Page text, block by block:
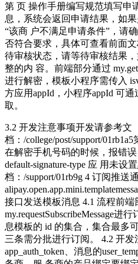
第 页 操作手册编写规范填写申
息，系统会返回申请结果，如
“该商 户不满足申请条件”，请
否符合要求，具体可查看前面
待审核状态，请等待审核结果
整的内 容。前端部分通过
进行解密，模板小程序需传入
方应用appId，小程序appId 可通
取。
3.2 开发注意事项开发请参考文
档：/college/post/support/
在解密手机号码的时候，报错误
default-signature-type 应 用未设
档：/support/01rb9g 4 订阅推送
接口发送模板消息 4.1 流程前端
my.requestSubscribeMessage进
息模板的 id 的集合，集合最多
三条需分批进行订阅。 4.2 开
app_auth_token、消息的